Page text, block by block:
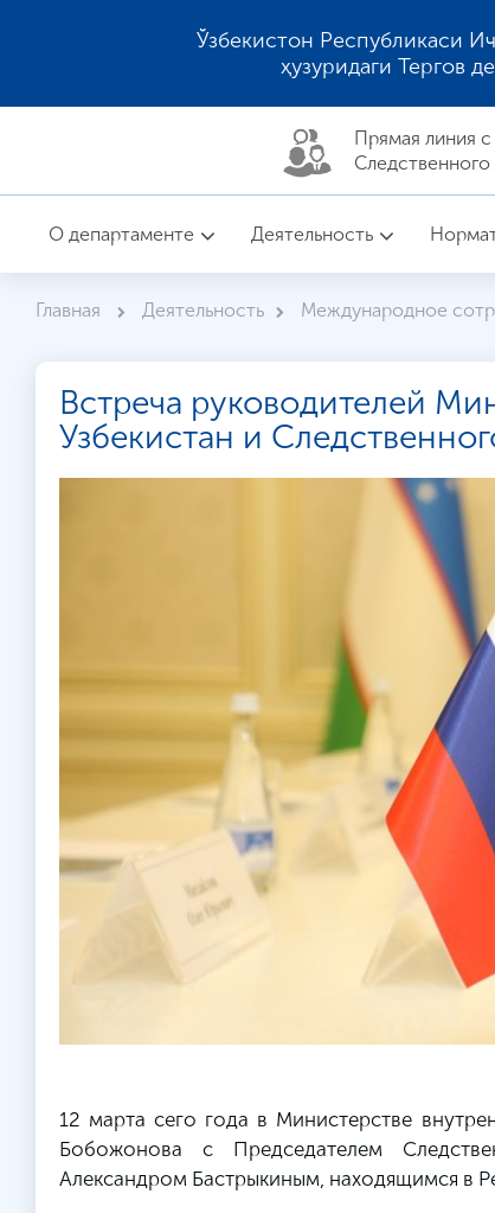
Ўзбекистон Республикаси
ҳузуридаги Тергов
Прямая линия
О департаменте Деятельность
Главная Деятельность Международное
Встреча руководителей
Узбекистан и
12 марта сего года в Министерстве
Бобожонова с Председателем
Александром Бастрыкиным, находящимся в